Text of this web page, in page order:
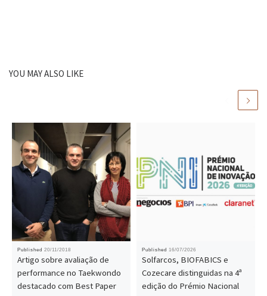
YOU MAY ALSO LIKE
Published 20/11/2018
Artigo sobre avaliação de
performance no Taekwondo
destacado com Best Paper
Published 16/07/2026
Solfarcos, BIOFABICS e
Cozecare distinguidas na 4ª
edição do Prémio Nacional